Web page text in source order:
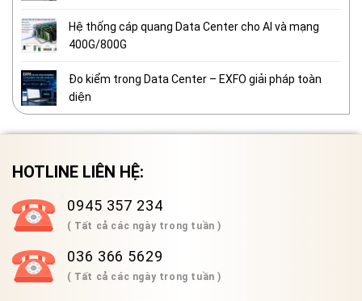
Hệ thống cáp quang Data Center cho AI và mạng
400G/800G
Đo kiểm trong Data Center – EXFO giải pháp toàn
diện
HOTLINE LIÊN HỆ:
0945 357 234
( Tất cả các ngày trong tuần )
036 366 5629
( Tất cả các ngày trong tuần )